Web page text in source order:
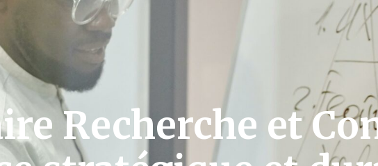
Recherche et